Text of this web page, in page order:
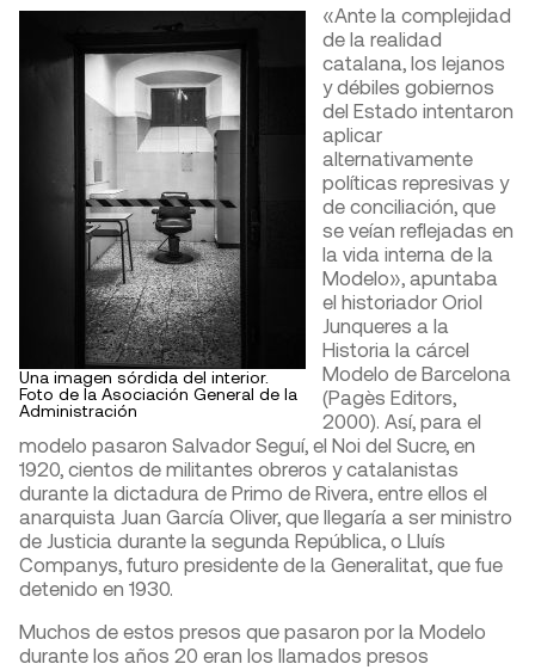
Una imagen sórdida del interior.
Foto de la Asociación General de la
Administración
«Ante la complejidad
de la realidad
catalana, los lejanos
y débiles gobiernos
del Estado intentaron
aplicar
alternativamente
políticas represivas y
de conciliación, que
se veían reflejadas en
la vida interna de la
Modelo», apuntaba
el historiador Oriol
Junqueres a la
Historia la cárcel
Modelo de Barcelona
(Pagès Editors,
2000). Así, para el
modelo pasaron Salvador Seguí, el Noi del Sucre, en
1920, cientos de militantes obreros y catalanistas
durante la dictadura de Primo de Rivera, entre ellos el
anarquista Juan García Oliver, que llegaría a ser ministro
de Justicia durante la segunda República, o Lluís
Companys, futuro presidente de la Generalitat, que fue
detenido en 1930.
Muchos de estos presos que pasaron por la Modelo
durante los años 20 eran los llamados presos